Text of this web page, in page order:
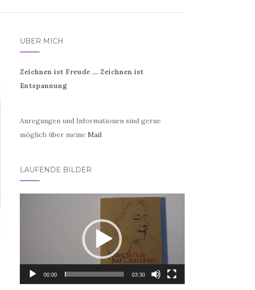
ÜBER MICH
Zeichnen ist Freude ... Zeichnen ist
Entspannung
Anregungen und Informationen sind gerne
möglich über meine Mail
LAUFENDE BILDER
00:00 03:30